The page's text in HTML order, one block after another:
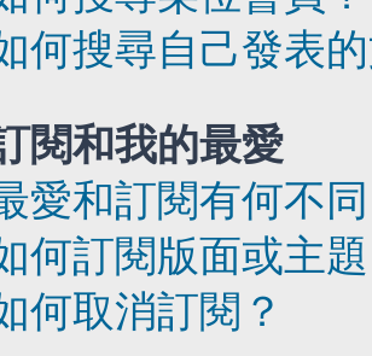
何搜尋自己發表
閱和我的最愛
愛和訂閱有何不
何訂閱版面或主
何取消訂閱？